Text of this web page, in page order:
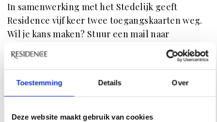
Toestemming Details Over
Deze website maakt gebruik van cookies
In samenwerking met het Stedelijk geeft
Residence vijf keer twee toegangskaarten weg.
Wil je kans maken? Stuur een mail naar
met als onderwerp 'Kho
Liang Ie'. De kaarten zijn geldig in augustus op
per winnaar een vaste datum. Door mee te doen
met het Stedelijk, zodat zij de datum kunnen